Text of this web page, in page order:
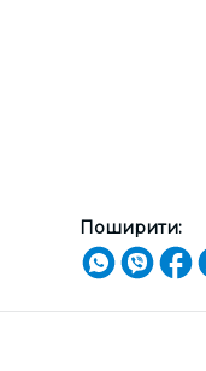
Поширити: